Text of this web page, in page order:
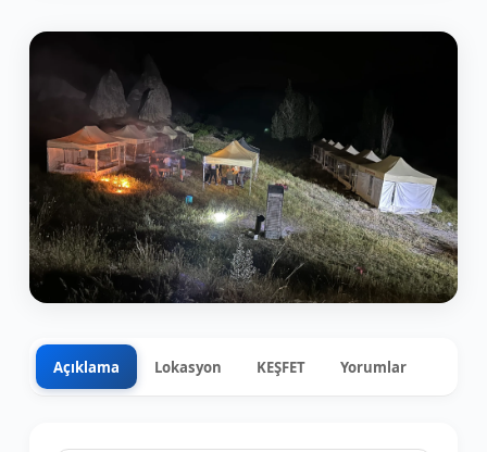
Açıklama Lokasyon KEŞFET Yorumlar